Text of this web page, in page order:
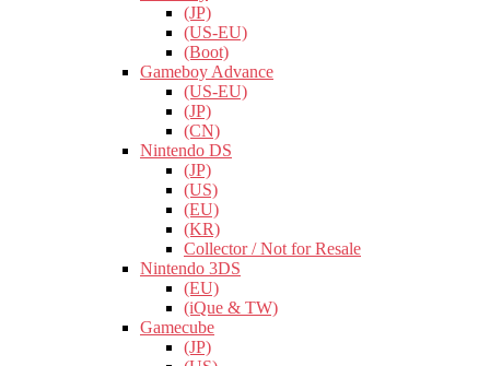
(JP)
(US-EU)
(Boot)
Gameboy Advance
(US-EU)
(JP)
(CN)
Nintendo DS
(JP)
(US)
(EU)
(KR)
Collector / Not for Resale
Nintendo 3DS
(EU)
(iQue & TW)
Gamecube
(JP)